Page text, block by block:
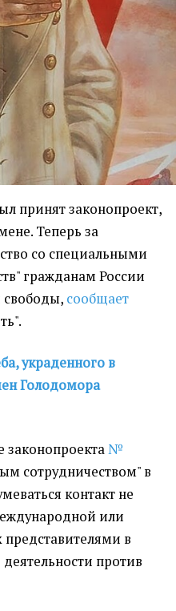
принят законопроект,
Теперь за
со специальными
гражданам России
свободы, сообщает
украденного в
Голодомора
законопроекта№
сотрудничеством" в
контакт не
или
в
против